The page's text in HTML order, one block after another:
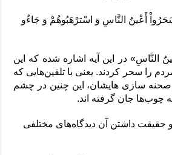
سَحَرُواْ أَعْینُ‏َ النَّاسِ وَ اسْترَْهَبُوهُمْ وَ جَاءُو
النَّاسِ» در این آیه اشاره شده که این
را سحر کردند. یعنی با تلقین‌هایی که
صحنه سازی هایشان، این چنین در چشم
جان گرفته اند.
حقیقت داشتن آن دیدگاه‌های مختلفی